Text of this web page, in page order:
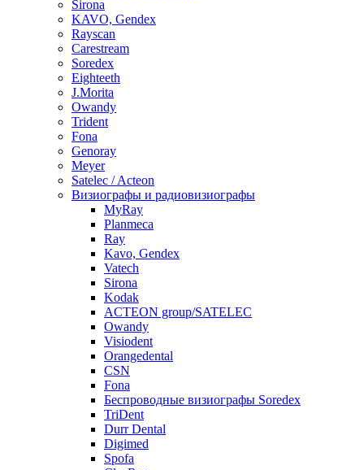
Sirona
KAVO, Gendex
Rayscan
Carestream
Soredex
Eighteeth
J.Morita
Owandy
Trident
Fona
Genoray
Meyer
Satelec / Acteon
Визиографы и радиовизиографы
MyRay
Planmeca
Ray
Kavo, Gendex
Vatech
Sirona
Kodak
ACTEON group/SATELEC
Owandy
Visiodent
Orangedental
CSN
Fona
Беспроводные визиографы Soredex
TriDent
Durr Dental
Digimed
Spofa